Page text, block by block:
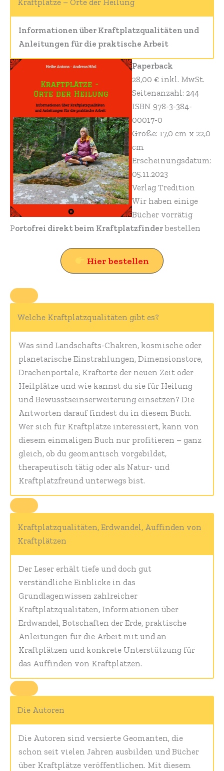
Kraftplätze – Orte der Heilung
Informationen über Kraftplatzqualitäten und
Anleitungen für die praktische Arbeit
Paperback
28,00 € inkl. MwSt.
Seitenanzahl: 244
ISBN 978-3-384-
00017-0
Größe: 17,0 cm x 22,0
cm
Erscheinungsdatum:
05.11.2023
Verlag Tredition
Wir haben einige
Bücher vorrätig
Portofrei direkt beim Kraftplatzfinderbestellen
Hier bestellen
Welche Kraftplatzqualitäten gibt es?
Was sind Landschafts-Chakren, kosmische oder
planetarische Einstrahlungen, Dimensionstore,
Drachenportale, Kraftorte der neuen Zeit oder
Heilplätze und wie kannst du sie für Heilung
und Bewusstseinserweiterung einsetzen? Die
Antworten darauf findest du in diesem Buch.
Wer sich für Kraftplätze interessiert, kann von
diesem einmaligen Buch nur profitieren – ganz
gleich, ob du geomantisch vorgebildet,
therapeutisch tätig oder als Natur- und
Kraftplatzfreund unterwegs bist.
Kraftplatzqualitäten, Erdwandel, Auffinden von
Kraftplätzen
Der Leser erhält tiefe und doch gut
verständliche Einblicke in das
Grundlagenwissen zahlreicher
Kraftplatzqualitäten, Informationen über
Erdwandel, Botschaften der Erde, praktische
Anleitungen für die Arbeit mit und an
Kraftplätzen und konkrete Unterstützung für
das Auffinden von Kraftplätzen.
Die Autoren
Die Autoren sind versierte Geomanten, die
schon seit vielen Jahren ausbilden und Bücher
über Kraftplätze veröffentlichen. Mit diesem